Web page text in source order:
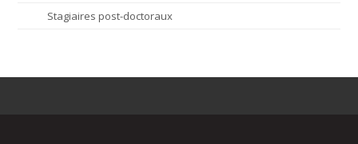
Stagiaires post-doctoraux